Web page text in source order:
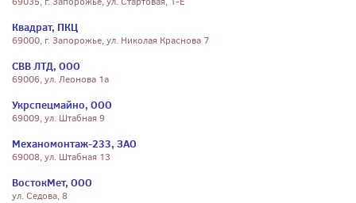
Квадрат, ПКЦ
69000, г. Запорожье, ул. Николая Краснова 7
СВВ ЛТД, ООО
69006, ул. Леонова 1а
Укрспецмайно, ООО
69009, ул. Штабная 9
Механомонтаж-233, ЗАО
69008, ул. Штабная 13
ВостокМет, ООО
ул. Седова, 8